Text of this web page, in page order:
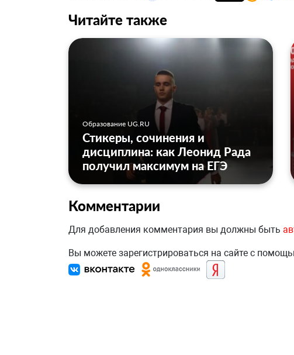
Читайте также
Образование UG.RU
Стикеры, сочинения и
дисциплина: как Леонид Рада
получил максимум на ЕГЭ
Комментарии
Для добавления комментария вы должны быть
Вы можете зарегистрироваться на сайте с